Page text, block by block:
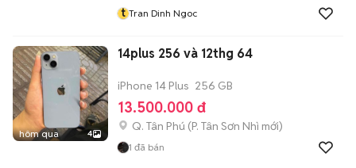
t Tran Dinh Ngoc
hôm qua 4
14plus 256 và 12thg 64
iPhone 14 Plus 256 GB
13.500.000 đ
Q. Tân Phú (P. Tân Sơn Nhì mới)
1 đã bán